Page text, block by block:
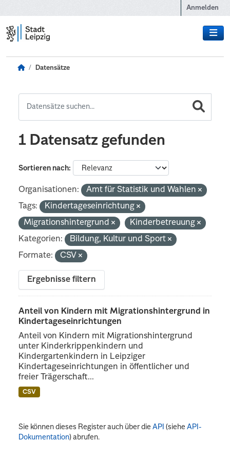
Anmelden
Datensätze
1 Datensatz gefunden
Sortieren nach
Organisationen:
Amt für Statistik und Wahlen
Tags:
Kindertageseinrichtung
Migrationshintergrund
Kinderbetreuung
Kategorien:
Bildung, Kultur und Sport
Formate:
CSV
Ergebnisse filtern
Anteil von Kindern mit Migrationshintergrund in
Kindertageseinrichtungen
Anteil von Kindern mit Migrationshintergrund
unter Kinderkrippenkindern und
Kindergartenkindern in Leipziger
Kindertageseinrichtungen in öffentlicher und
freier Trägerschaft...
CSV
Sie können dieses Register auch über dieAPI (sieheAPI-
Dokumentation) abrufen.